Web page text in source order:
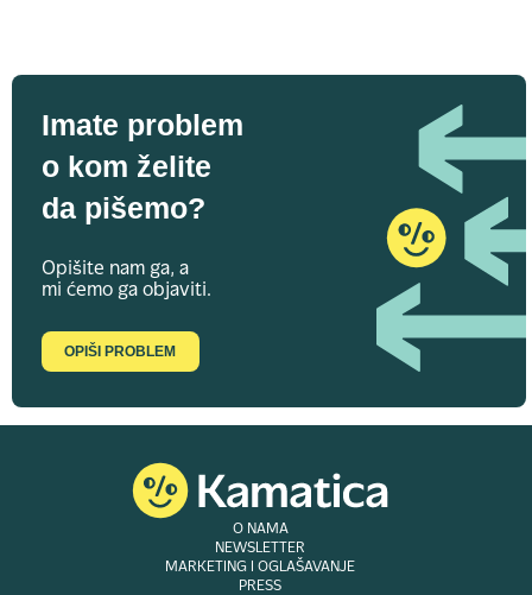
Imate problem
o kom želite
da pišemo?
Opišite nam ga, a
mi ćemo ga objaviti.
OPIŠI PROBLEM
O NAMA
NEWSLETTER
MARKETING I OGLAŠAVANJE
PRESS